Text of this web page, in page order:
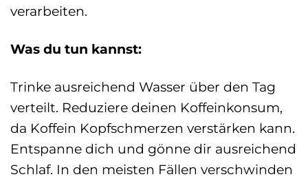
verarbeiten.
Was du tun kannst:
Trinke ausreichend Wasser über den Tag
verteilt. Reduziere deinen Koffeinkonsum,
da Koffein Kopfschmerzen verstärken kann.
Entspanne dich und gönne dir ausreichend
Schlaf. In den meisten Fällen verschwinden